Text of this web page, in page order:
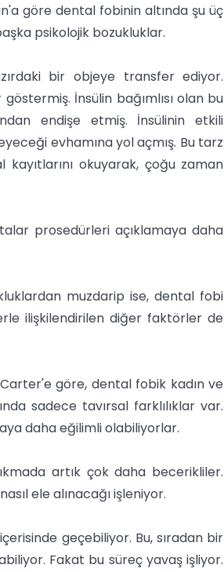
göre dental fobinin altında şu üç
psikolojik bozukluklar.
bir objeye transfer ediyor.
İnsülin bağımlısı olan bu
endişe etmiş. İnsülinin etkili
evhamına yol açmış. Bu tarz
okuyarak, çoğu zaman
prosedürleri açıklamaya daha
muzdarip ise, dental fobi
ilişkilendirilen diğer faktörler de
göre, dental fobik kadın ve
sadece tavırsal farklılıklar var.
daha eğilimli olabiliyorlar.
artık çok daha becerikliler.
ele alınacağı işleniyor.
geçebiliyor. Bu, sıradan bir
Fakat bu süreç yavaş işliyor.